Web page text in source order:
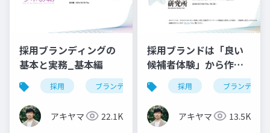
採用ブランディングの
基本と実務_基本編
採用 ブランディング
アキヤマ 22.1K
採用ブランドは「良い
候補者体験」から作ら
れる！？採用 ブランディン
アキヤマ 13.5K